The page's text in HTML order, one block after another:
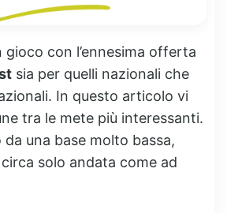
gioco con l’ennesima offerta
sia per quelli nazionali che
In questo articolo vi
tra le mete più interessanti.
una base molto bassa,
circa solo andata come ad